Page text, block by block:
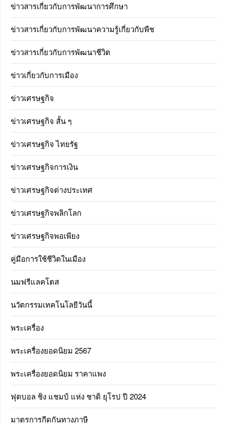
ข่าวสารเกี่ยวกับการพัฒนาการศึกษา
ข่าวสารเกี่ยวกับการพัฒนาความรู้เกี่ยวกับพืช
ข่าวสารเกี่ยวกับการพัฒนาชีวิต
ข่าวเกี่ยวกับการเมือง
ข่าวเศรษฐกิจ
ข่าวเศรษฐกิจ สั้น ๆ
ข่าวเศรษฐกิจ ไทยรัฐ
ข่าวเศรษฐกิจการเงิน
ข่าวเศรษฐกิจต่างประเทศ
ข่าวเศรษฐกิจพลิกโลก
ข่าวเศรษฐกิจพอเพียง
คู่มือการใช้ชีวิตในเมือง
นมฟรีแลคโตส
นวัตกรรมเทคโนโลยีวันนี้
พระเครื่อง
พระเครื่องยอดนิยม 2567
พระเครื่องยอดนิยม ราคาแพง
ฟุตบอล ชิง แชมป์ แห่ง ชาติ ยุโรป ปี 2024
มาตรการกีดกันทางภาษี